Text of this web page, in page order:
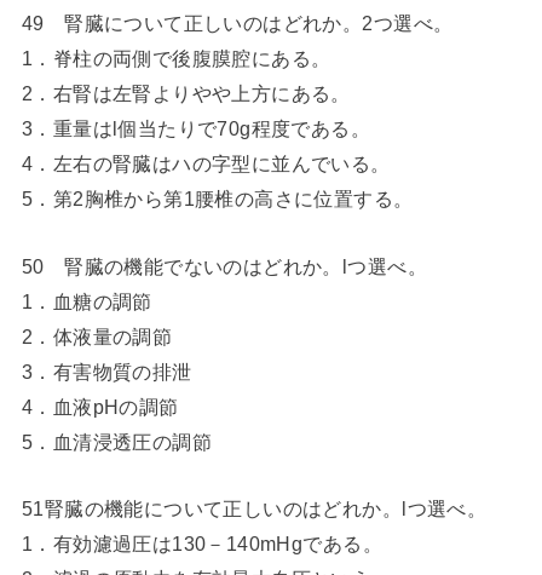
49 腎臓について正しいのはどれか。2つ選べ。
1．脊柱の両側で後腹膜腔にある。
2．右腎は左腎よりやや上方にある。
3．重量はl個当たりで70g程度である。
4．左右の腎臓はハの字型に並んでいる。
5．第2胸椎から第1腰椎の高さに位置する。
50 腎臓の機能でないのはどれか。lつ選べ。
1．血糖の調節
2．体液量の調節
3．有害物質の排泄
4．血液pHの調節
5．血清浸透圧の調節
51腎臓の機能について正しいのはどれか。lつ選べ。
1．有効濾過圧は130－140mHgである。